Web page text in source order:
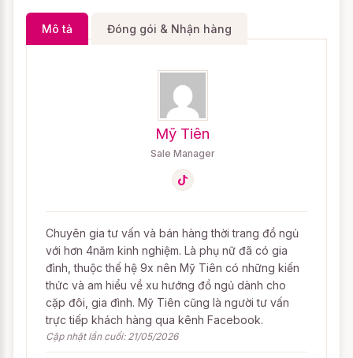
Mô tả Đóng gói & Nhận hàng
Mỹ Tiên
Sale Manager
Chuyên gia tư vấn và bán hàng thời trang đồ ngủ
với hơn 4năm kinh nghiệm. Là phụ nữ đã có gia
đình, thuộc thế hệ 9x nên Mỹ Tiên có những kiến
thức và am hiểu về xu hướng đồ ngủ dành cho
cặp đôi, gia đình. Mỹ Tiên cũng là người tư vấn
trực tiếp khách hàng qua kênh Facebook.
Cập nhật lần cuối: 21/05/2026